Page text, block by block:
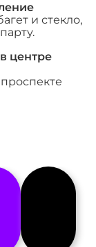
и стекло,
центре